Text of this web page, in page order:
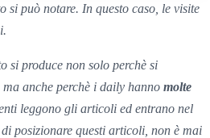
si può notare. In questo caso, le visite
si produce non solo perchè si
ma anche perchè i daily hanno molte
leggono gli articoli ed entrano nel
di posizionare questi articoli non è mai